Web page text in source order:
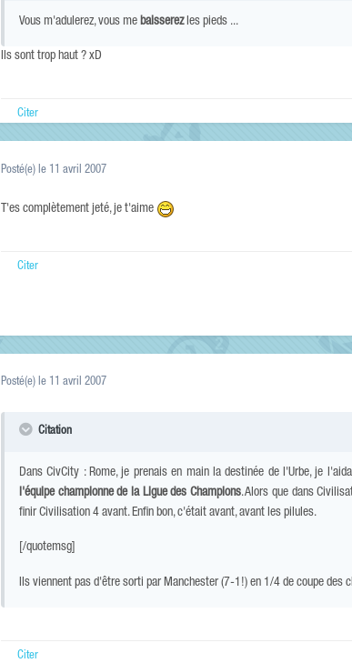
Vous m'adulerez, vous me baisserezles pieds ...
Ils sont trop haut ? xD
Citer
Posté(e) le 11 avril 2007
T'es complètement jeté, je t'aime
Citer
Posté(e) le 11 avril 2007
Citation
Dans CivCity : Rome, je prenais en main la destinée de l'Urbe, je
l'équipe championne de la Ligue des Champions. Alors que dans
finir Civilisation 4 avant. Enfin bon, c'était avant, avant les pilules.
[/quotemsg]
Ils viennent pas d'être sorti par Manchester (7-1!) en 1/4 de coupe des
Citer